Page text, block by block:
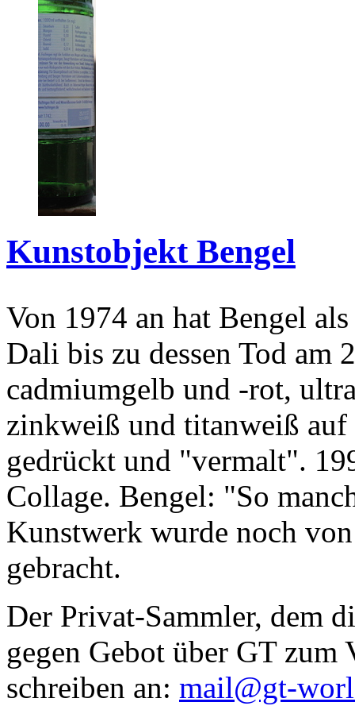
Kunstobjekt Bengel
Von 1974 an hat Bengel
Dali bis zu dessen Tod am
cadmiumgelb und -rot,
zinkweiß und titanweiß
gedrückt und "vermalt".
Collage. Bengel: "So
Kunstwerk wurde noch
gebracht.
Der Privat-Sammler, dem
gegen Gebot über GT zum
schreiben an: mail@gt-